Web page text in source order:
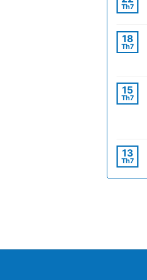
Th7
18
Th7
15
Th7
13
Th7